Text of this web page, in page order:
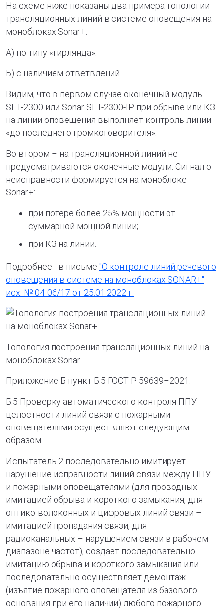
На схеме ниже показаны два примера топологии
трансляционных линий в системе оповещения на
моноблоках Sonar+:
А) по типу «гирлянда».
Б) с наличием ответвлений.
Видим, что в первом случае оконечный модуль
SFT-2300 или Sonar SFT-2300-IP при обрыве или КЗ
на линии оповещения выполняет контроль линии
«до последнего громкоговорителя».
Во втором – на трансляционной линий не
предусматриваются оконечные модули. Сигнал о
неисправности формируется на моноблоке
Sonar+:
при потере более 25% мощности от
суммарной мощной линии;
при КЗ на линии.
Подробнее - в письме "О контроле линий речевого
оповещения в системе на моноблоках SONAR+"
исх. № 04-06/17 от 25.01.2022 г.
Топология построения трансляционных линий на
моноблоках Sonar
Приложение Б пункт Б.5 ГОСТ Р 59639–2021:
Б.5 Проверку автоматического контроля ППУ
целостности линий связи с пожарными
оповещателями осуществляют следующим
образом.
Испытатель 2 последовательно имитирует
нарушение исправности линий связи между ППУ
и пожарными оповещателями (для проводных –
имитацией обрыва и короткого замыкания, для
оптико-волоконных и цифровых линий связи –
имитацией пропадания связи, для
радиоканальных – нарушением связи в рабочем
диапазоне частот), создает последовательно
имитацию обрыва и короткого замыкания или
последовательно осуществляет демонтаж
(изъятие пожарного оповещателя из базового
основания при его наличии) любого пожарного